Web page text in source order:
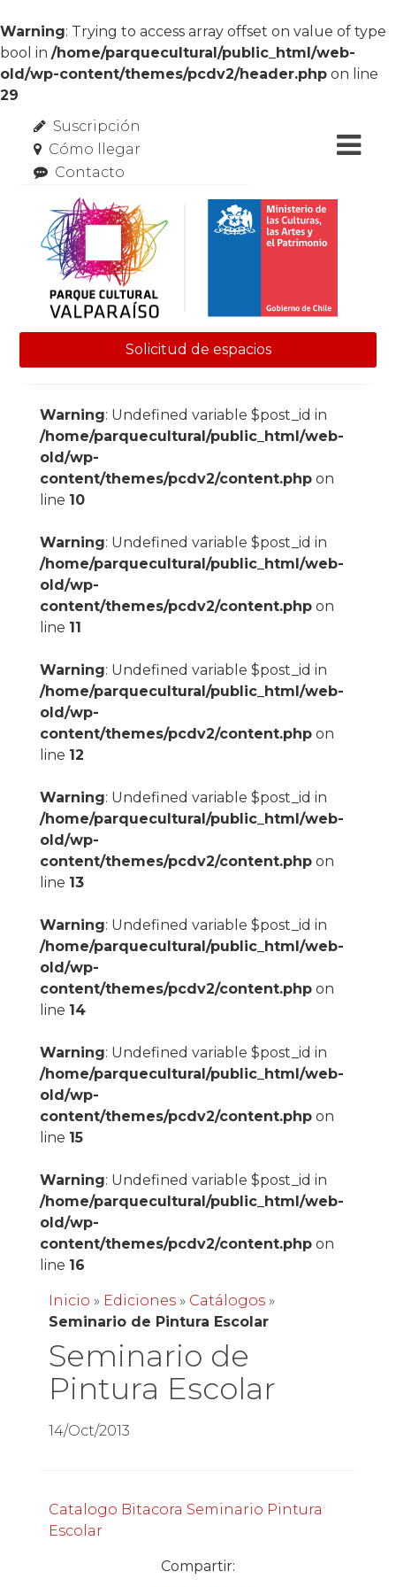
Warning: Trying to access array offset on value of type
bool in /home/parquecultural/public_html/web-
old/wp-content/themes/pcdv2/header.php on line
29
Suscripción
Cómo llegar
Contacto
Solicitud de espacios
Warning: Undefined variable $post_id in
/home/parquecultural/public_html/web-
old/wp-
content/themes/pcdv2/content.phpon
line 10
Warning: Undefined variable $post_id in
/home/parquecultural/public_html/web-
old/wp-
content/themes/pcdv2/content.phpon
line 11
Warning: Undefined variable $post_id in
/home/parquecultural/public_html/web-
old/wp-
content/themes/pcdv2/content.phpon
line 12
Warning: Undefined variable $post_id in
/home/parquecultural/public_html/web-
old/wp-
content/themes/pcdv2/content.phpon
line 13
Warning: Undefined variable $post_id in
/home/parquecultural/public_html/web-
old/wp-
content/themes/pcdv2/content.phpon
line 14
Warning: Undefined variable $post_id in
/home/parquecultural/public_html/web-
old/wp-
content/themes/pcdv2/content.phpon
line 15
Warning: Undefined variable $post_id in
/home/parquecultural/public_html/web-
old/wp-
content/themes/pcdv2/content.phpon
line 16
Inicio » Ediciones» Catálogos»
Seminario de Pintura Escolar
Seminario de
Pintura Escolar
14/Oct/2013
Catalogo Bitacora Seminario Pintura
Escolar
Compartir: